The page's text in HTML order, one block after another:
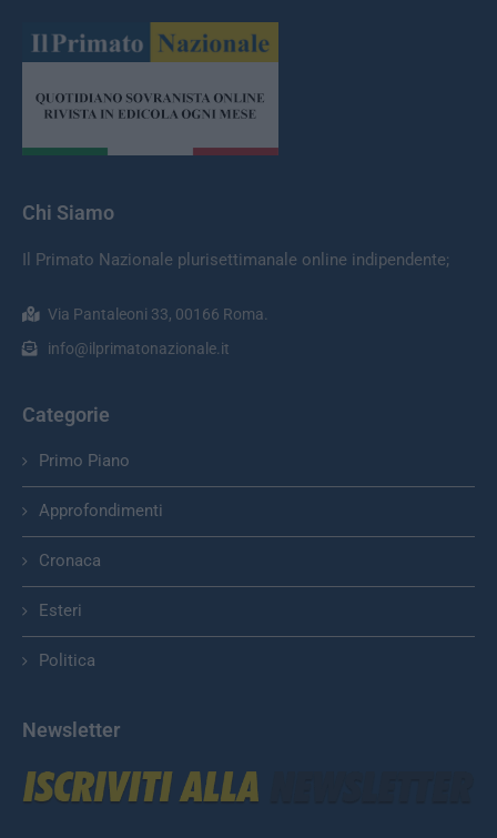
Chi Siamo
Il Primato Nazionale plurisettimanale online indipendente;
Via Pantaleoni 33, 00166 Roma.
info@ilprimatonazionale.it
Categorie
Primo Piano
Approfondimenti
Cronaca
Esteri
Politica
Newsletter